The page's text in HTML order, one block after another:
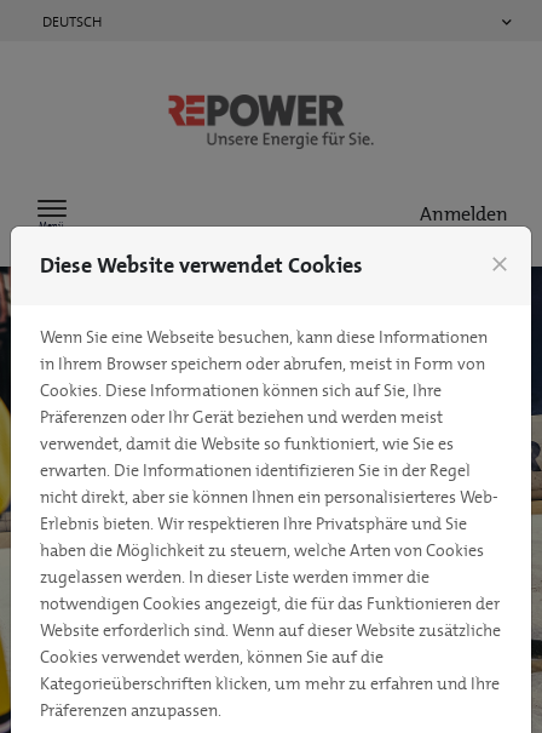
DEUTSCH
Menü Anmelden
Diese Website verwendet Cookies close
Wenn Sie eine Webseite besuchen, kann diese Informationen
in Ihrem Browser speichern oder abrufen, meist in Form von
Cookies. Diese Informationen können sich auf Sie, Ihre
Präferenzen oder Ihr Gerät beziehen und werden meist
verwendet, damit die Website so funktioniert, wie Sie es
erwarten. Die Informationen identifizieren Sie in der Regel
nicht direkt, aber sie können Ihnen ein personalisierteres Web-
Erlebnis bieten. Wir respektieren Ihre Privatsphäre und Sie
haben die Möglichkeit zu steuern, welche Arten von Cookies
zugelassen werden. In dieser Liste werden immer die
notwendigen Cookies angezeigt, die für das Funktionieren der
Website erforderlich sind. Wenn auf dieser Website zusätzliche
Cookies verwendet werden, können Sie auf die
Kategorieüberschriften klicken, um mehr zu erfahren und Ihre
Präferenzen anzupassen.